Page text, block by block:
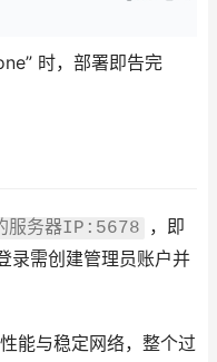
时，部署即告完
务器IP:5678
，即
录需创建管理员账户并
能与稳定网络，整个过